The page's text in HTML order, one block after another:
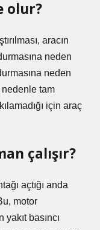
olur?
aracın
neden
neden
tam
için araç
çalışır?
açtığı anda
motor
basıncı